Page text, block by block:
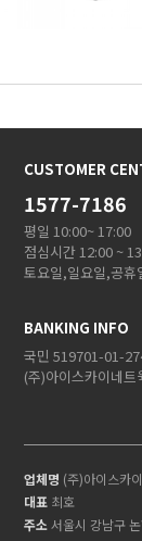
CUSTOMER
1577-7186
평일 10:00~ 17:00
점심시간 12:00 ~
토요일,일요일,공휴
BANKING INFO
국민 519701-01-
(주)아이스카이네트
업체명 (주)아이스카
대표 최호
주소서울시 강남구